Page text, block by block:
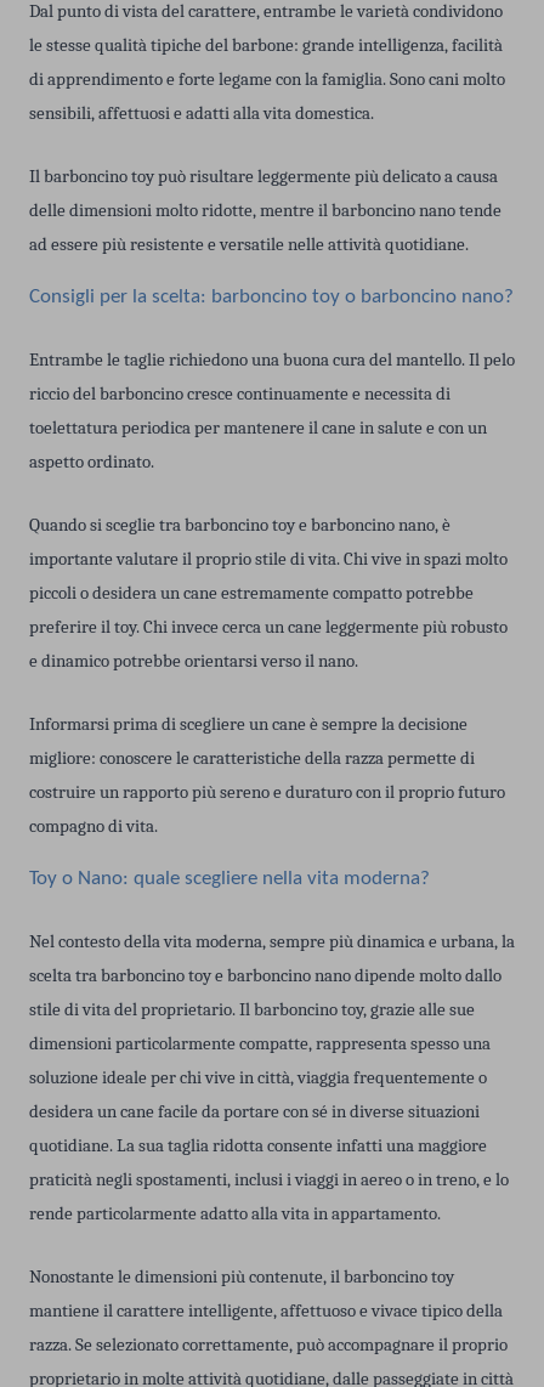
Dal punto di vista del carattere, entrambe le varietà condividono
le stesse qualità tipiche del barbone: grande intelligenza, facilità
di apprendimento e forte legame con la famiglia. Sono cani molto
sensibili, affettuosi e adatti alla vita domestica.
Il barboncino toy può risultare leggermente più delicato a causa
delle dimensioni molto ridotte, mentre il barboncino nano tende
ad essere più resistente e versatile nelle attività quotidiane.
Consigli per la scelta: barboncino toy o barboncino nano?
Entrambe le taglie richiedono una buona cura del mantello. Il pelo
riccio del barboncino cresce continuamente e necessita di
toelettatura periodica per mantenere il cane in salute e con un
aspetto ordinato.
Quando si sceglie tra barboncino toy e barboncino nano, è
importante valutare il proprio stile di vita. Chi vive in spazi molto
piccoli o desidera un cane estremamente compatto potrebbe
preferire il toy. Chi invece cerca un cane leggermente più robusto
e dinamico potrebbe orientarsi verso il nano.
Informarsi prima di scegliere un cane è sempre la decisione
migliore: conoscere le caratteristiche della razza permette di
costruire un rapporto più sereno e duraturo con il proprio futuro
compagno di vita.
Toy o Nano: quale scegliere nella vita moderna?
Nel contesto della vita moderna, sempre più dinamica e urbana, la
scelta tra barboncino toy e barboncino nano dipende molto dallo
stile di vita del proprietario. Il barboncino toy, grazie alle sue
dimensioni particolarmente compatte, rappresenta spesso una
soluzione ideale per chi vive in città, viaggia frequentemente o
desidera un cane facile da portare con sé in diverse situazioni
quotidiane. La sua taglia ridotta consente infatti una maggiore
praticità negli spostamenti, inclusi i viaggi in aereo o in treno, e lo
rende particolarmente adatto alla vita in appartamento.
Nonostante le dimensioni più contenute, il barboncino toy
mantiene il carattere intelligente, affettuoso e vivace tipico della
razza. Se selezionato correttamente, può accompagnare il proprio
proprietario in molte attività quotidiane, dalle passeggiate in città